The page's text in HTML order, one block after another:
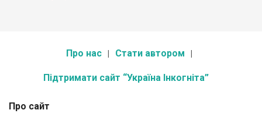
Про нас Стати автором
Підтримати сайт “Україна Інкогніта”
Про сайт